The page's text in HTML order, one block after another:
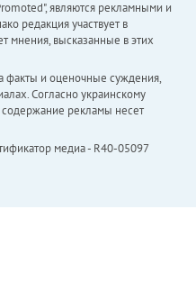
являются рекламными и
редакция участвует в
мнения, высказанные в этих
факты и оценочные суждения,
Согласно украинскому
содержание рекламы несет
медиа - R40-05097